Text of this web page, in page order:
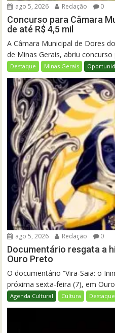
ago 5, 2026 Redação 0
Concurso para Câmara
de até R$ 4,5 mil
A Câmara Municipal de Dores
de Minas Gerais, abriu concurso
Destaque Minas Gerais
ago 5, 2026 Redação 0
Documentário resgata a
Ouro Preto
O documentário “Vira-Saia: o
próxima sexta-feira (7), em
Agenda Cultural Cultura Destaque